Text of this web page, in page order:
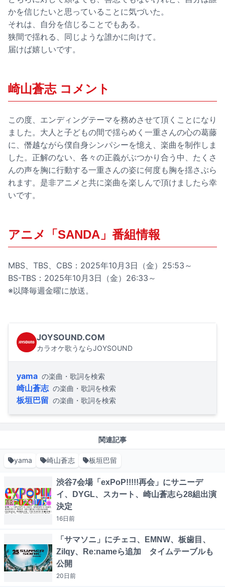
かを信じたいと思っていることに気づいた。
それは、自分を信じることでもある。
狭間で揺れる、同じような誰かに向けて。
届けば嬉しいです。
崎山蒼志 コメント
この度、エンディングテーマを務めさせて頂くことになり
ました。大人と子どもの間で揺らめく一重さんの心の葛藤
に、僭越ながら僕自身シンパシーを憶え、楽曲を制作しま
した。正解のない、各々の正義がぶつかり合う中、たくさ
んの声を胸に行動する一重さんの姿に何度も胸を揺さぶら
れます。是非アニメと共に楽曲を楽しんで頂けましたら幸
いです。
アニメ「SANDA」番組情報
MBS、TBS、CBS：2025年10月3日（金）25:53～
BS-TBS：2025年10月3日（金）26:33～
※以降毎週金曜に放送。
JOYSOUND.COM
カラオケ歌うならJOYSOUND
yama の楽曲・歌詞を検索
崎山蒼志 の楽曲・歌詞を検索
板垣巴留 の楽曲・歌詞を検索
関連記事
yama 崎山蒼志 板垣巴留
渋谷7会場「exPoP!!!!!再会」にサニーデ
イ、DYGL、スカート、崎山蒼志ら28組出演
決定
16日前
「サマソニ」にチェコ、EMNW、板歯目、
Zilqy、Re:nameら追加 タイムテーブルも
公開
20日前